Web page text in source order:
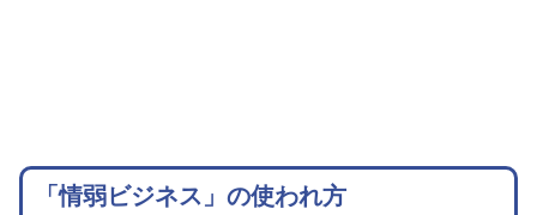
「情弱ビジネス」の使われ方